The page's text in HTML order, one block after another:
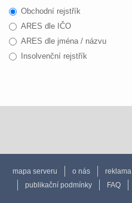
Obchodní rejstřík
ARES dle IČO
ARES dle jména / názvu
Insolvenční rejstřík
mapa serveru o nás reklama
publikační podmínky
FAQ